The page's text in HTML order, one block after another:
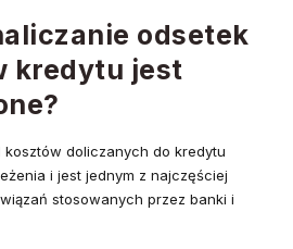
odsetek
kredytu jest
kosztów doliczanych do kredytu
i jest jednym z najczęściej
stosowanych przez banki i